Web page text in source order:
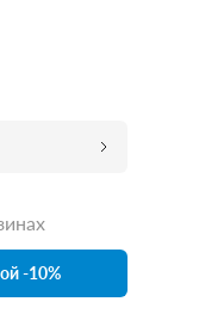
-10%